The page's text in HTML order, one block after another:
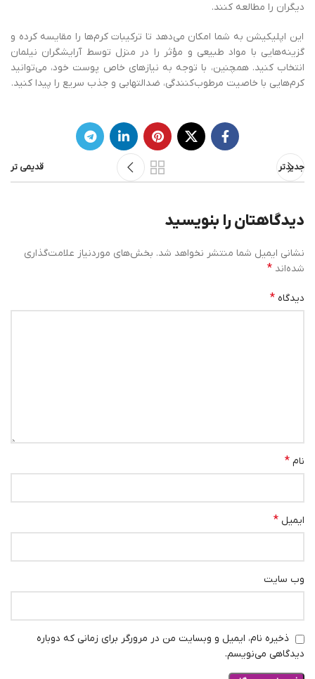
دیگران را مطالعه کنند.
این اپلیکیشن به شما امکان می‌دهد تا ترکیبات کرم‌ها را مقایسه کرده و
گزینه‌هایی با مواد طبیعی و مؤثر را در منزل توسط آرایشگران نیلمان
انتخاب کنید. همچنین، با توجه به نیازهای خاص پوست خود، می‌توانید
کرم‌هایی با خاصیت مرطوب‌کنندگی، ضدالتهابی و جذب سریع را پیدا کنید.
جدیدتر قدیمی تر
دیدگاهتان را بنویسید
نشانی ایمیل شما منتشر نخواهد شد. بخش‌های موردنیاز علامت‌گذاری
شده‌اند *
دیدگاه *
نام *
ایمیل *
وب‌ سایت
ذخیره نام، ایمیل و وبسایت من در مرورگر برای زمانی که دوباره
دیدگاهی می‌نویسم.